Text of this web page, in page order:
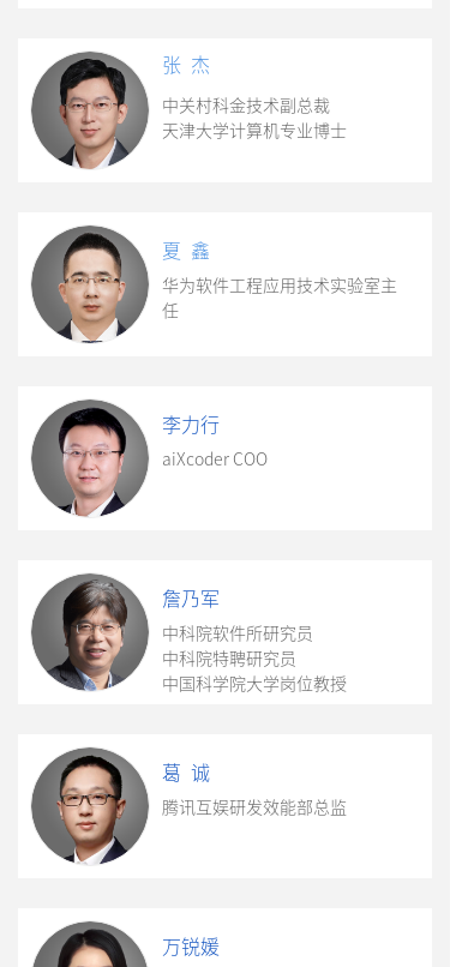
华为软件工程应用技术实验室主
任
夏 鑫
张 杰
中关村科金技术副总裁
天津大学计算机专业博士
李力行
aiXcoder COO
詹乃军
中科院软件所研究员
中科院特聘研究员
中国科学院大学岗位教授
葛 诚
腾讯互娱研发效能部总监
万锐媛